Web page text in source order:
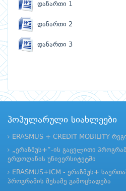
დანართი 1
დანართი 2
დანართი 3
პოპულარული სიახლეები
ERASMUS + CREDIT MOBILITY
„ერაზმუს+“-ის გაცვლითი
ერდოღანის უნივერსიტეტში
ERASMUS+ICM - ერაზმუს+
პროგრამის მესამე გამოცხადება